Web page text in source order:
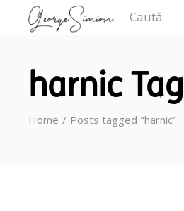
harnic Tag
Home Posts tagged "harnic"